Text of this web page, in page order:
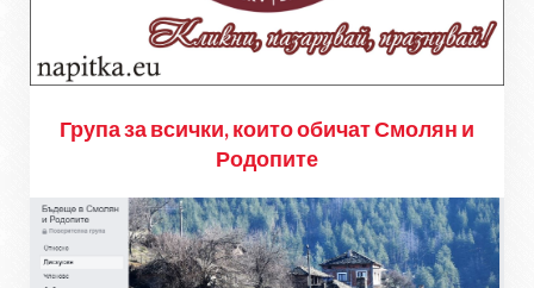
Група за всички, които обичат Смолян и
Родопите